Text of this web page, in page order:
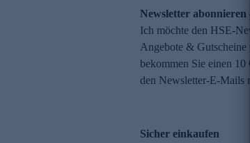
Newsletter abonnieren
Ich möchte den HSE-
Angebote &
bekommen Sie einen
den Newsletter-E-Mails
Sicher einkaufen